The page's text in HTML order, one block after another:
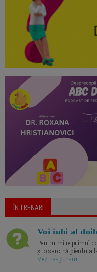
ÎNTREBARI
Voi iubi al
Pentru mine primul
și o sarcină pierduta
Vezi raspunsuri